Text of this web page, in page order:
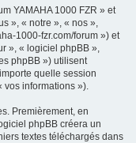
YAMAHA 1000 FZR » et
», « notre », « nos »,
1000-fzr.com/forum ») et
», « logiciel phpBB »,
phpBB ») utilisent
quelle session
vos informations »).
Premièrement, en
phpBB créera un
textes téléchargés dans